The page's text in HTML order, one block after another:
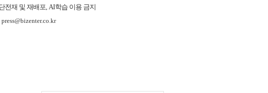
전재 및 재배포, AI학습 이용 금지
press@bizenter.co.kr